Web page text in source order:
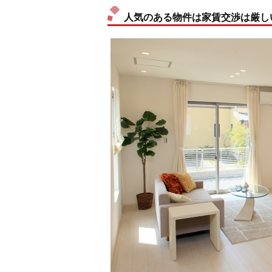
人気のある物件は家賃交渉は厳し